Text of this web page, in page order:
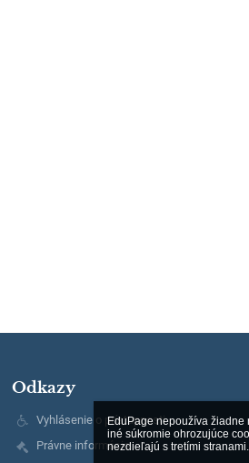
EduPage nepoužíva žiadne
iné súkromie ohrozujúce
nezdieľajú s tretími stranami.
Odkazy
Vyhlásenie o prístupnosti
Právne informácie